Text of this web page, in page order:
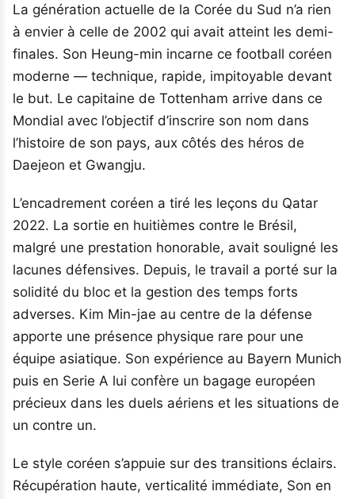
La génération actuelle de la Corée du Sud n’a rien
à envier à celle de 2002 qui avait atteint les demi-
finales. Son Heung-min incarne ce football coréen
moderne — technique, rapide, impitoyable devant
le but. Le capitaine de Tottenham arrive dans ce
Mondial avec l’objectif d’inscrire son nom dans
l’histoire de son pays, aux côtés des héros de
Daejeon et Gwangju.
L’encadrement coréen a tiré les leçons du Qatar
2022. La sortie en huitièmes contre le Brésil,
malgré une prestation honorable, avait souligné les
lacunes défensives. Depuis, le travail a porté sur la
solidité du bloc et la gestion des temps forts
adverses. Kim Min-jae au centre de la défense
apporte une présence physique rare pour une
équipe asiatique. Son expérience au Bayern Munich
puis en Serie A lui confère un bagage européen
précieux dans les duels aériens et les situations de
un contre un.
Le style coréen s’appuie sur des transitions éclairs.
Récupération haute, verticalité immédiate, Son en